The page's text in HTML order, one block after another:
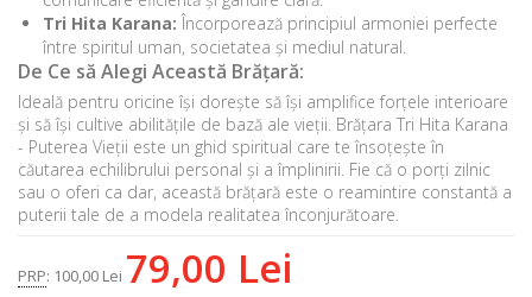
Tri Hita Karana: Încorporează principiul armoniei perfecte
între spiritul uman, societatea și mediul natural.
De Ce să Alegi Această Brățară:
Ideală pentru oricine își dorește să își amplifice forțele interioare
și să își cultive abilitățile de bază ale vieții. Brățara Tri Hita Karana
- Puterea Vieții este un ghid spiritual care te însoțește în
căutarea echilibrului personal și a împlinirii. Fie că o porți zilnic
sau o oferi ca dar, această brățară este o reamintire constantă a
puterii tale de a modela realitatea înconjurătoare.
PRP: 100,00 Lei 79,00 Lei